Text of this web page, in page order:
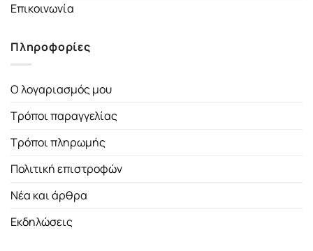
Επικοινωνία
Πληροφορίες
Ο λογαριασμός μου
Τρόποι παραγγελίας
Τρόποι πληρωμής
Πολιτική επιστροφών
Νέα και άρθρα
Εκδηλώσεις